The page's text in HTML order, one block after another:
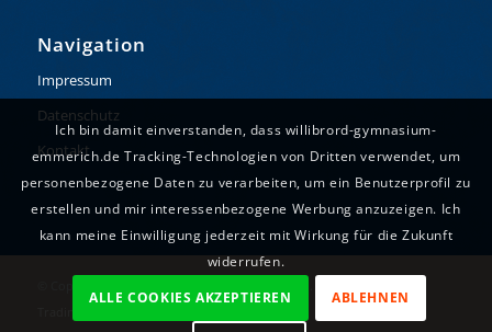
Navigation
Impressum
Datenschutz
Kontakt
Ich bin damit einverstanden, dass willibrord-gymnasium-
emmerich.de Tracking-Technologien von Dritten verwendet, um
personenbezogene Daten zu verarbeiten, um ein Benutzerprofil zu
erstellen und mir interessenbezogene Werbung anzuzeigen. Ich
kann meine Einwilligung jederzeit mit Wirkung für die Zukunft
widerrufen.
ALLE COOKIES AKZEPTIEREN
ABLEHNEN